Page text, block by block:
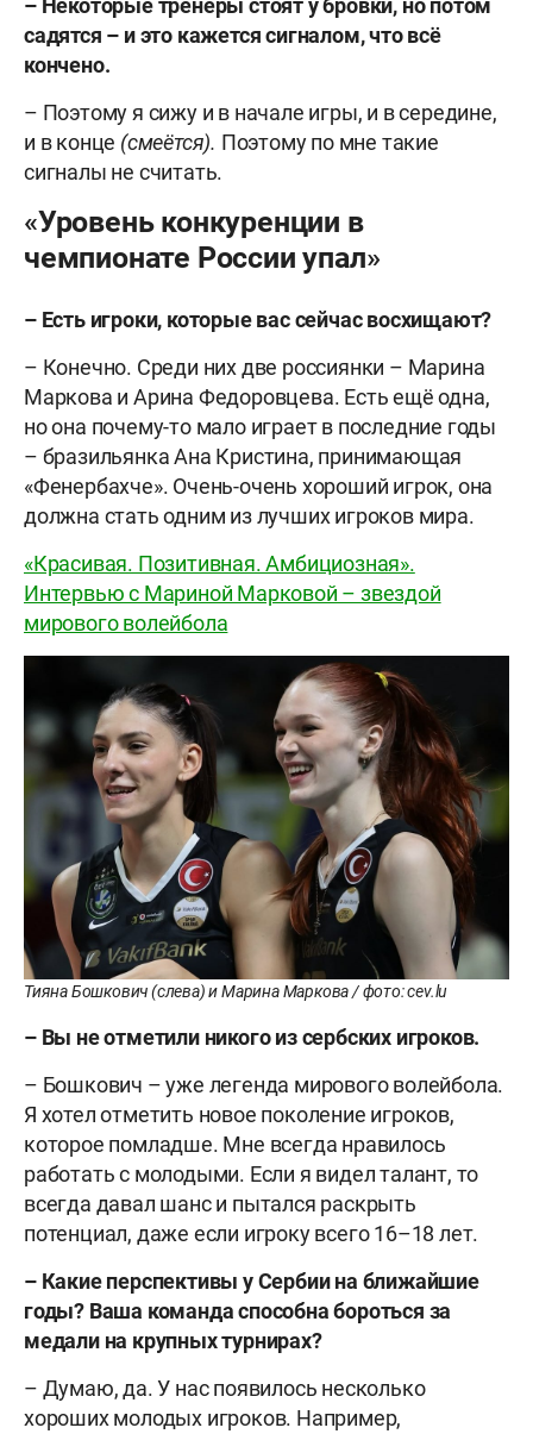
– Некоторые тренеры стоят у бровки, но потом
садятся – и это кажется сигналом, что всё
кончено.
– Поэтому я сижу и в начале игры, и в середине,
и в конце (смеётся). Поэтому по мне такие
сигналы не считать.
«Уровень конкуренции в
чемпионате России упал»
– Есть игроки, которые вас сейчас восхищают?
– Конечно. Среди них две россиянки – Марина
Маркова и Арина Федоровцева. Есть ещё одна,
но она почему-то мало играет в последние годы
– бразильянка Ана Кристина, принимающая
«Фенербахче». Очень-очень хороший игрок, она
должна стать одним из лучших игроков мира.
«Красивая. Позитивная. Амбициозная».
Интервью с Мариной Марковой – звездой
мирового волейбола
Тияна Бошкович (слева) и Марина Маркова / фото: cev.lu
– Вы не отметили никого из сербских игроков.
– Бошкович – уже легенда мирового волейбола.
Я хотел отметить новое поколение игроков,
которое помладше. Мне всегда нравилось
работать с молодыми. Если я видел талант, то
всегда давал шанс и пытался раскрыть
потенциал, даже если игроку всего 16–18 лет.
– Какие перспективы у Сербии на ближайшие
годы? Ваша команда способна бороться за
медали на крупных турнирах?
– Думаю, да. У нас появилось несколько
хороших молодых игроков. Например,